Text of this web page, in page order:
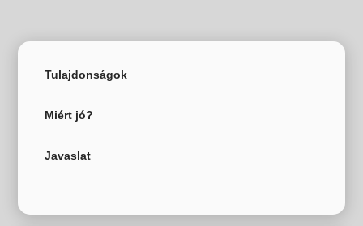
Tulajdonságok
Miért jó?
Javaslat